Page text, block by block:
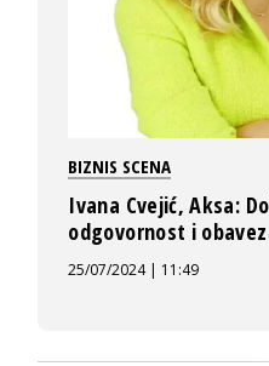
BIZNIS SCENA
Ivana Cvejić, Aksa:
odgovornost i
25/07/2024 | 11:49